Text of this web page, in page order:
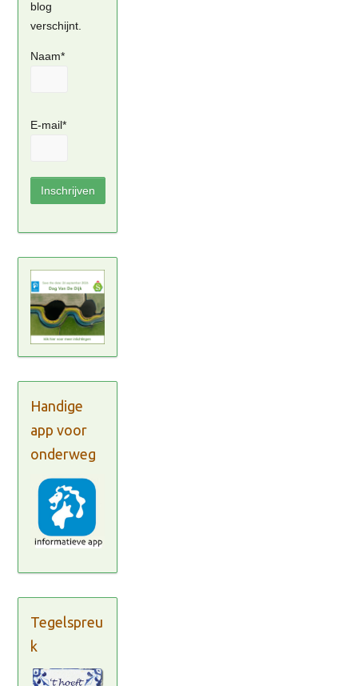
blog
verschijnt.
Naam*
E-mail*
Handige
app voor
onderweg
Tegelspreu
k